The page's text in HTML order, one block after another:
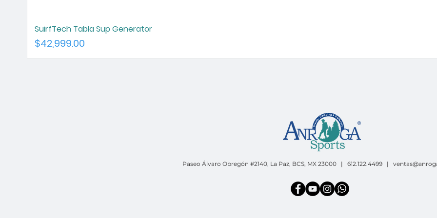
SuirfTech Tabla Sup Generator
Precio
$42,999.00
Paseo Álvaro Obregón #2140, La Paz, BCS, MX 23000 | 612.122.4499 |